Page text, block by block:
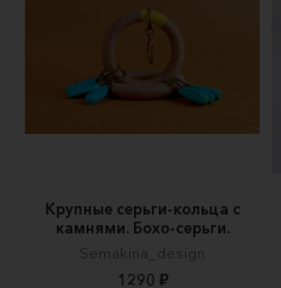
Крупные серьги-кольца с
камнями. Бохо-серьги.
Semakina_design
1290 ₽